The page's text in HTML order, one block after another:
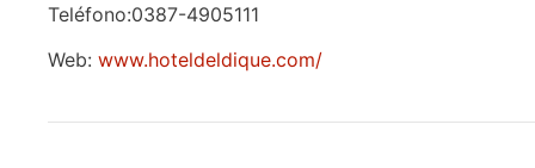
Teléfono:0387-4905111
Web: www.hoteldeldique.com/